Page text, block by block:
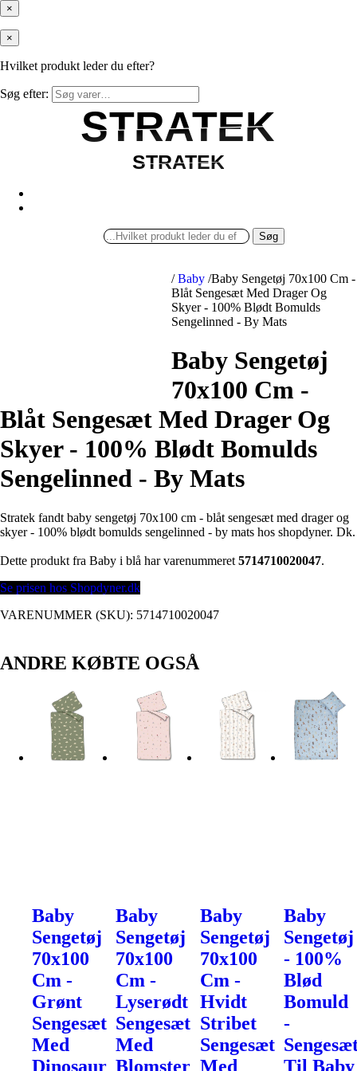
×
×
Hvilket produkt leder du efter?
Søg efter:
STRATEK
STRATEK
STRATEK
STRATEK
Søg
/ Baby /Baby Sengetøj 70x100 Cm -
Blåt Sengesæt Med Drager Og
Skyer - 100% Blødt Bomulds
Sengelinned - By Mats
Baby Sengetøj
70x100 Cm -
Blåt Sengesæt Med Drager Og
Skyer - 100% Blødt Bomulds
Sengelinned - By Mats
Stratek fandt baby sengetøj 70x100 cm - blåt sengesæt med drager og
skyer - 100% blødt bomulds sengelinned - by mats hos shopdyner. Dk.
Dette produkt fra Baby i blå har varenummeret 5714710020047.
Se prisen hos Shopdyner.dk
VARENUMMER (SKU): 5714710020047
ANDRE KØBTE OGSÅ
Baby
Sengetøj
70x100
Cm -
Grønt
Sengesæt
Med
Dinosaur
Baby
Sengetøj
70x100
Cm -
Lyserødt
Sengesæt
Med
Blomster
Baby
Sengetøj
70x100
Cm -
Hvidt
Stribet
Sengesæt
Med
Baby
Sengetøj
- 100%
Blød
Bomuld
-
Til Baby